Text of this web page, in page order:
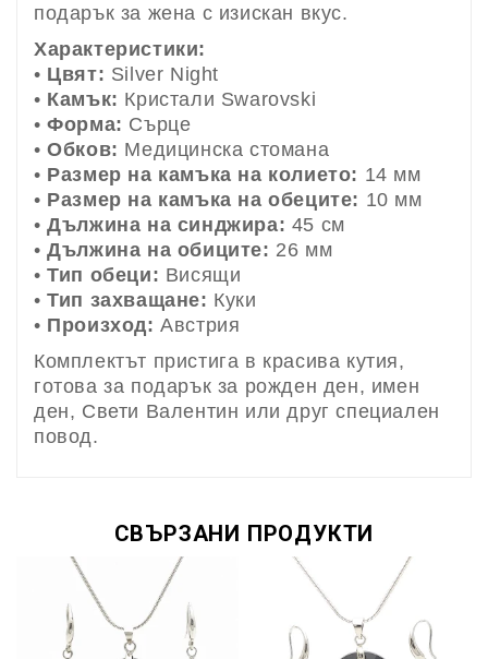
подарък за жена с изискан вкус.
Характеристики:
• Цвят: Silver Night
• Камък: Кристали Swarovski
•Форма: Сърце
•Обков: Медицинска стомана
• Размер на камъка на колието: 14 мм
• Размер на камъка на обеците: 10 мм
•Дължина на синджира: 45 см
•Дължина на обиците: 26 мм
•Тип обеци: Висящи
•Тип захващане: Куки
• Произход: Австрия
Комплектът пристига в красива кутия,
готова за подарък за рожден ден, имен
ден, Свети Валентин или друг специален
повод.
СВЪРЗАНИ ПРОДУКТИ